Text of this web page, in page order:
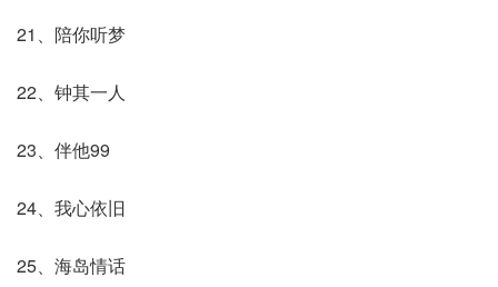
21、陪你听梦
22、钟其一人
23、伴他99
24、我心依旧
25、海岛情话